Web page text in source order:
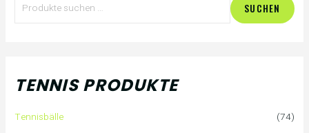
SUCHEN
TENNIS PRODUKTE
Tennisbälle
(74)